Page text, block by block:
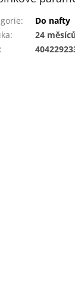
:
Do nafty
:
24 měsíců
: